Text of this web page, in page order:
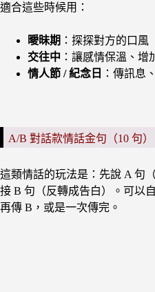
適合這些時候用：
曖昧期 ：探探對方的口風
交往中 ：讓感情保溫、增
情人節 / 紀念日
：傳訊息
A/B 對話款情話金句（10 句）
這類情話的玩法是：先說 A 句
接 B 句（反轉成告白）。可以
再傳 B，或是一次傳完。